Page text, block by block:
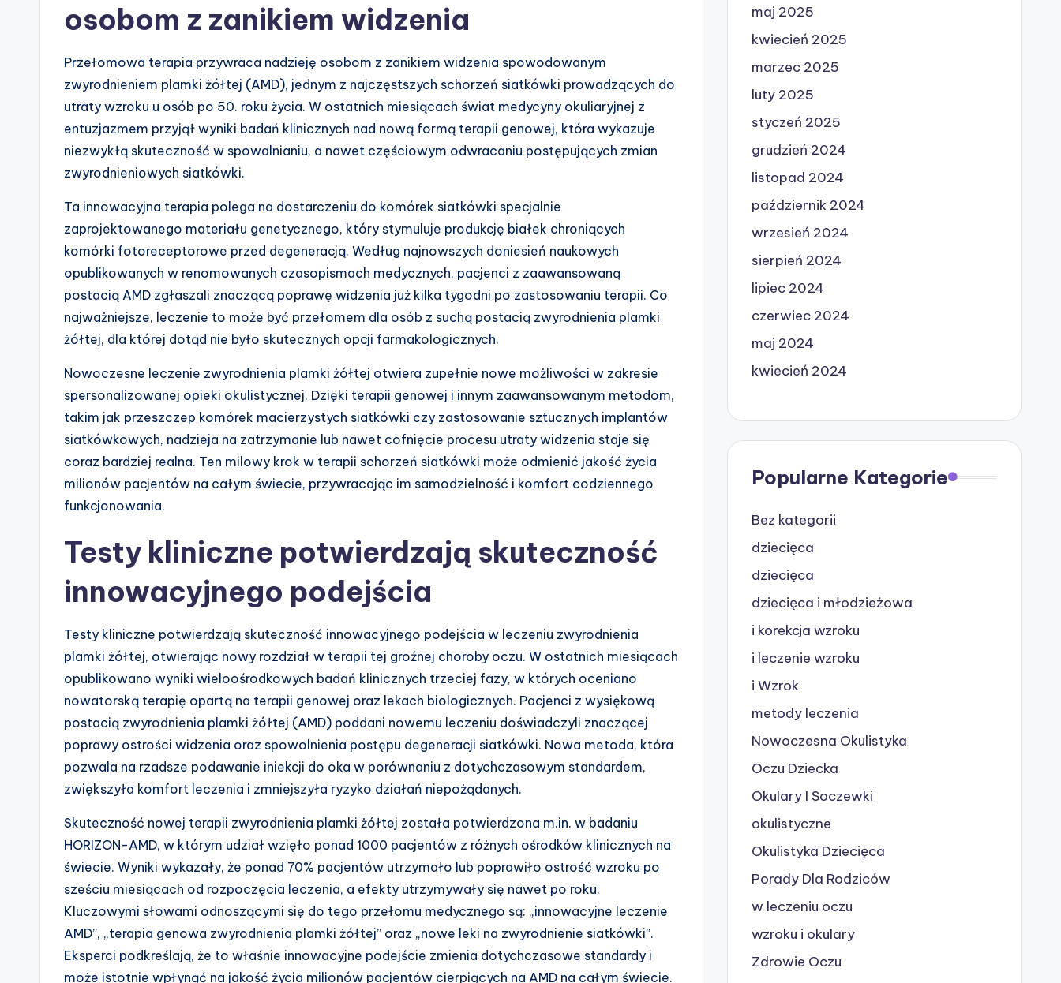
osobom z zanikiem widzenia
Przełomowa terapia przywraca nadzieję osobom z zanikiem widzenia spowodowanym
zwyrodnieniem plamki żółtej (AMD), jednym z najczęstszych schorzeń siatkówki prowadzących do
utraty wzroku u osób po 50. roku życia. W ostatnich miesiącach świat medycyny okuliaryjnej z
entuzjazmem przyjął wyniki badań klinicznych nad nową formą terapii genowej, która wykazuje
niezwykłą skuteczność w spowalnianiu, a nawet częściowym odwracaniu postępujących zmian
zwyrodnieniowych siatkówki.
Ta innowacyjna terapia polega na dostarczeniu do komórek siatkówki specjalnie
zaprojektowanego materiału genetycznego, który stymuluje produkcję białek chroniących
komórki fotoreceptorowe przed degeneracją. Według najnowszych doniesień naukowych
opublikowanych w renomowanych czasopismach medycznych, pacjenci z zaawansowaną
postacią AMD zgłaszali znaczącą poprawę widzenia już kilka tygodni po zastosowaniu terapii. Co
najważniejsze, leczenie to może być przełomem dla osób z suchą postacią zwyrodnienia plamki
żółtej, dla której dotąd nie było skutecznych opcji farmakologicznych.
Nowoczesne leczenie zwyrodnienia plamki żółtej otwiera zupełnie nowe możliwości w zakresie
spersonalizowanej opieki okulistycznej. Dzięki terapii genowej i innym zaawansowanym metodom,
takim jak przeszczep komórek macierzystych siatkówki czy zastosowanie sztucznych implantów
siatkówkowych, nadzieja na zatrzymanie lub nawet cofnięcie procesu utraty widzenia staje się
coraz bardziej realna. Ten milowy krok w terapii schorzeń siatkówki może odmienić jakość życia
milionów pacjentów na całym świecie, przywracając im samodzielność i komfort codziennego
funkcjonowania.
Testy kliniczne potwierdzają skuteczność
innowacyjnego podejścia
Testy kliniczne potwierdzają skuteczność innowacyjnego podejścia w leczeniu zwyrodnienia
plamki żółtej, otwierając nowy rozdział w terapii tej groźnej choroby oczu. W ostatnich miesiącach
opublikowano wyniki wieloośrodkowych badań klinicznych trzeciej fazy, w których oceniano
nowatorską terapię opartą na terapii genowej oraz lekach biologicznych. Pacjenci z wysiękową
postacią zwyrodnienia plamki żółtej (AMD) poddani nowemu leczeniu doświadczyli znaczącej
poprawy ostrości widzenia oraz spowolnienia postępu degeneracji siatkówki. Nowa metoda, która
pozwala na rzadsze podawanie iniekcji do oka w porównaniu z dotychczasowym standardem,
zwiększyła komfort leczenia i zmniejszyła ryzyko działań niepożądanych.
Skuteczność nowej terapii zwyrodnienia plamki żółtej została potwierdzona m.in. w badaniu
HORIZON-AMD, w którym udział wzięło ponad 1000 pacjentów z różnych ośrodków klinicznych na
świecie. Wyniki wykazały, że ponad 70% pacjentów utrzymało lub poprawiło ostrość wzroku po
sześciu miesiącach od rozpoczęcia leczenia, a efekty utrzymywały się nawet po roku.
Kluczowymi słowami odnoszącymi się do tego przełomu medycznego są: „innowacyjne leczenie
AMD”, „terapia genowa zwyrodnienia plamki żółtej” oraz „nowe leki na zwyrodnienie siatkówki”.
Eksperci podkreślają, że to właśnie innowacyjne podejście zmienia dotychczasowe standardy i
może istotnie wpłynąć na jakość życia milionów pacjentów cierpiących na AMD na całym świecie.
maj 2025
kwiecień 2025
marzec 2025
luty 2025
styczeń 2025
grudzień 2024
listopad 2024
październik 2024
wrzesień 2024
sierpień 2024
lipiec 2024
czerwiec 2024
maj 2024
kwiecień 2024
Popularne Kategorie
Bez kategorii
dziecięca
dziecięca
dziecięca i młodzieżowa
i korekcja wzroku
i leczenie wzroku
i Wzrok
metody leczenia
Nowoczesna Okulistyka
Oczu Dziecka
Okulary I Soczewki
okulistyczne
Okulistyka Dziecięca
Porady Dla Rodziców
w leczeniu oczu
wzroku i okulary
Zdrowie Oczu